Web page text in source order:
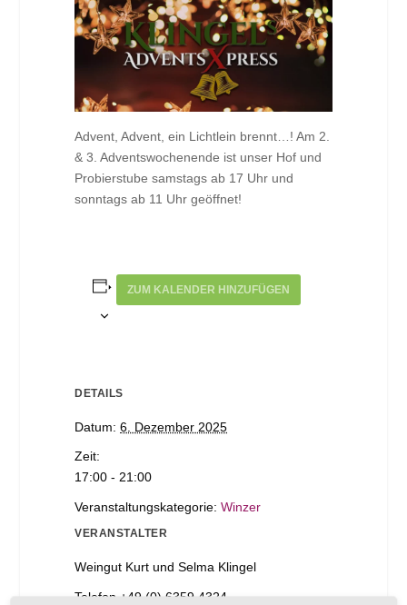
Advent, Advent, ein Lichtlein brennt…! Am 2.
& 3. Adventswochenende ist unser Hof und
Probierstube samstags ab 17 Uhr und
sonntags ab 11 Uhr geöffnet!
ZUM KALENDER HINZUFÜGEN
DETAILS
Datum: 6. Dezember 2025
Zeit:
17:00 - 21:00
Veranstaltungskategorie: Winzer
VERANSTALTER
Weingut Kurt und Selma Klingel
Telefon+49 (0) 6359 4324